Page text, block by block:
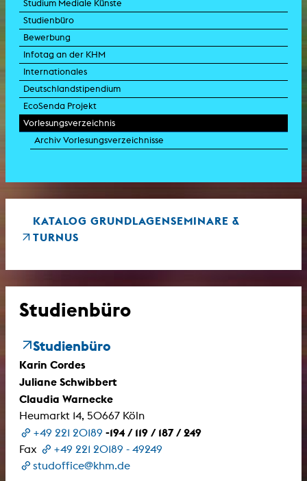
Studium Mediale Künste
Studienbüro
Bewerbung
Infotag an der KHM
Internationales
Deutschlandstipendium
EcoSenda Projekt
Vorlesungsverzeichnis
Archiv Vorlesungsverzeichnisse
KATALOG GRUNDLAGENSEMINARE &
TURNUS
Studienbüro
Studienbüro
Karin Cordes
Juliane Schwibbert
Claudia Warnecke
Heumarkt 14, 50667 Köln
+49 221 20189 -194 / 119 / 187 / 249
Fax
+49 221 20189 - 49249
studoffice@khm.de